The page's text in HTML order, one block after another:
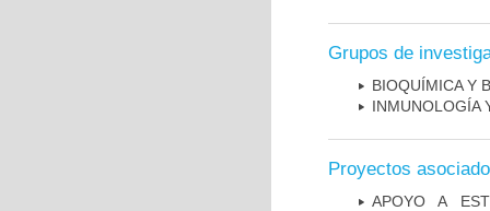
Grupos de
BIOQUÍMICA Y
INMUNOLOGÍA
Proyectos
APOYO A